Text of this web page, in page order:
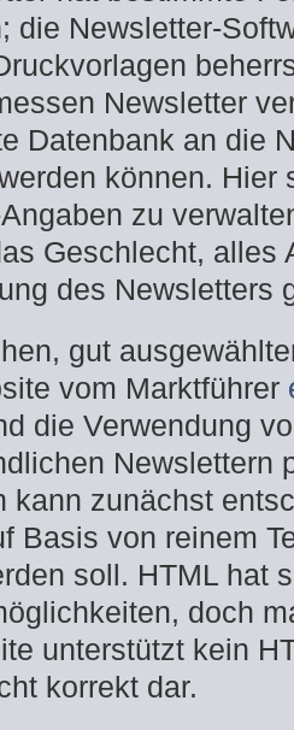
die Newsletter-
Newsletter
Datenbank an die
können. Hier
zu
Geschlecht, alles
des Newsletters
gut
vom Marktführer
die Verwendung
Newslettern
kann zunächst
Basis von reinem
soll. HTML hat
doch
unterstützt kein
korrekt dar.